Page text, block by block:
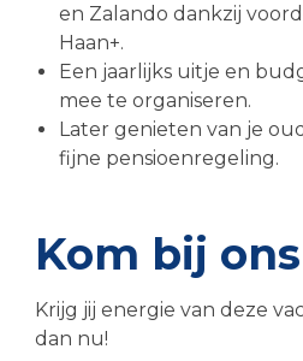
en Zalando dankzij
Haan+.
Een jaarlijks uitje en
mee te organiseren.
Later genieten van je
fijne pensioenregeling.
Kom bij
Krijg jij energie van deze
dan nu!